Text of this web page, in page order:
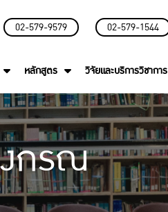
02-579-9579 02-579-1544
หลักสูตร วิจัยและบริการวิชาการ
กรณ